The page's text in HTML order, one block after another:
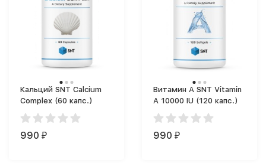
Кальций SNT Calcium
Complex (60 капс.)
990 ₽
Витамин A SNT Vitamin
A 10000 IU (120 капс.)
990 ₽